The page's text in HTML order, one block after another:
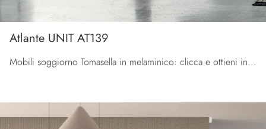
Atlante UNIT AT139
Mobili soggiorno Tomasella in melaminico: clicca e ottieni informazioni sul modello Atlante UNIT AT139, perfetto per ultimare spazi moderni.